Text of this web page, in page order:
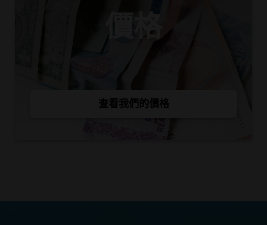
查看我們的價格
價格